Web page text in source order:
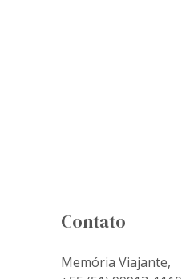
Contato
Memória Viajante,